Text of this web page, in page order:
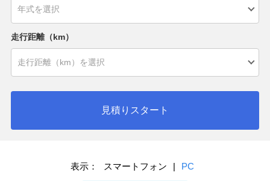
走行距離（km）
見積りスタート
表示： スマートフォン | PC